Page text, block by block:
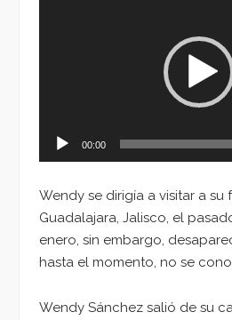
00:00
Wendy se dirigía a visitar a su
Guadalajara, Jalisco, el
enero, sin embargo,
hasta el momento, no se
Wendy Sánchez salió de su